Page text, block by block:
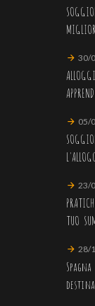
30/
05/
23/
TUO
28/